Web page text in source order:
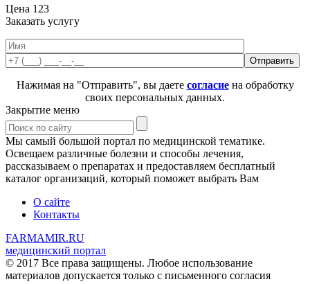
Цена 123
Заказать услугу
Нажимая на "Отправить", вы даете согласиена обработку
своих персональных данных.
Закрытие меню
Мы самый большой портал по медицинской тематике.
Освещаем различные болезни и способы лечения,
рассказываем о препаратах и предоставляем бесплатный
каталог организаций, который поможет выбрать Вам
О сайте
Контакты
FARMAMIR.RU
медицинский портал
© 2017 Все права защищены. Любое использование
материалов допускается только с письменного согласия